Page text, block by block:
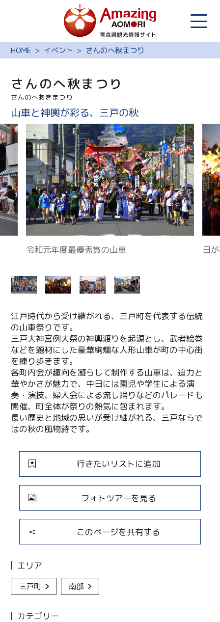
HOME イベント さんのへ秋まつり
さんのへ秋まつり
さんのへあきまつり
山車と神輿が彩る、三戸の秋
江戸時代から受け継がれる、三戸町を代表する伝統
の山車祭りです。
三戸大神宮例大祭の神輿渡りを起源とし、武者絵巻
などを題材にした豪華絢爛な人形山車が町の中心街
を練り歩きます。
各町内会が趣向を凝らして制作する山車は、迫力と
華やかさが魅力で、中日には園児や学生による演
奏・演技、婦人会による流し踊りなどのパレードも
開催、町全体が祭りの熱気に包まれます。
長い歴史と地域の思いが受け継がれる、三戸ならで
はの秋の風物詩です。
行きたいリストに追加
フォトツアーを見る
このページを共有する
エリア
三戸町 南部
カテゴリー